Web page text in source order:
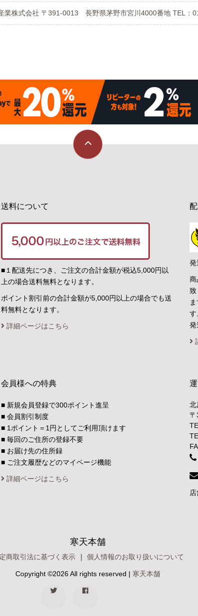
業株式会社 〒391-0013 長野県茅野市宮川4000番地 TEL：
送料について
■１配送先につき、ご注文の合計金額が税込5,000円以
上の場合送料無料となります。
ポイント割引前の合計金額が5,000円以上の場合でも送
料無料となります。
詳細ページはこちら
発
商
致
す
発
会員様への特典
■ 新規会員登録で300ポイント進呈
■ 会員割引制度
■ 1ポイント＝1円としてご利用頂けます
■ 毎回のご住所の登録不要
■ お届け先の住所録
■ ご注文履歴などのマイページ機能
詳細ページはこちら
寒天本舗
商取引法に基づく表示 ｜ 個人情報のお取り扱いについて
Copyright ©2026 All rights reserved | 寒天本舗